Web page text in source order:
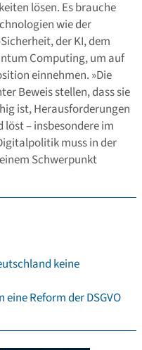
lösen. Es brauche
wie der
der KI, dem
Computing, um auf
einnehmen. »Die
Beweis stellen, dass sie
ist, Herausforderungen
– insbesondere im
muss in der
Schwerpunkt
keine
Reform der DSGVO